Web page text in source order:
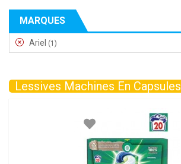
MARQUES
Ariel (1)
Lessives Machines En Capsules